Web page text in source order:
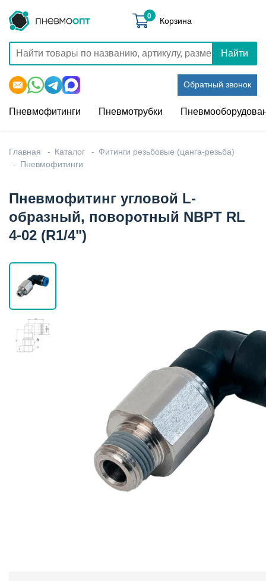
Найти
Обратный звонок
0 Корзина
Пневмофитинги Пневмотрубки
Главная Каталог
Фитинги резьбовые (цанга-резьба)
Пневмофитинги
Пневмофитинг угловой L-
образный, поворотный NBPT RL
4-02 (R1/4")